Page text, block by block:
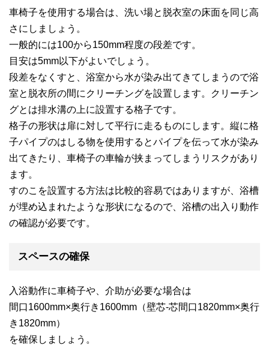
車椅子を使用する場合は、洗い場と脱衣室の床面を同じ高
さにしましょう。
一般的には100から150mm程度の段差です。
目安は5mm以下がよいでしょう。
段差をなくすと、浴室から水が染み出てきてしまうので浴
室と脱衣所の間にクリーチングを設置します。クリーチン
グとは排水溝の上に設置する格子です。
格子の形状は扉に対して平行に走るものにします。縦に格
子パイプのはしる物を使用するとパイプを伝って水が染み
出てきたり、車椅子の車輪が挟まってしまうリスクがあり
ます。
すのこを設置する方法は比較的容易ではありますが、浴槽
が埋め込まれたような形状になるので、浴槽の出入り動作
の確認が必要です。
スペースの確保
入浴動作に車椅子や、介助が必要な場合は
間口1600mm×奥行き1600mm（壁芯-芯間口1820mm×奥行
き1820mm）
を確保しましょう。